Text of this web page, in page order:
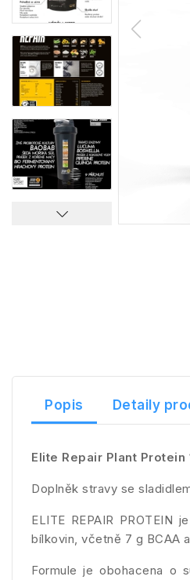
Popis Detaily
Elite Repair Plant Protein
Doplněk stravy se
ELITE REPAIR
bílkovin, včetně 7 g BCAA
Formule je obohacena o